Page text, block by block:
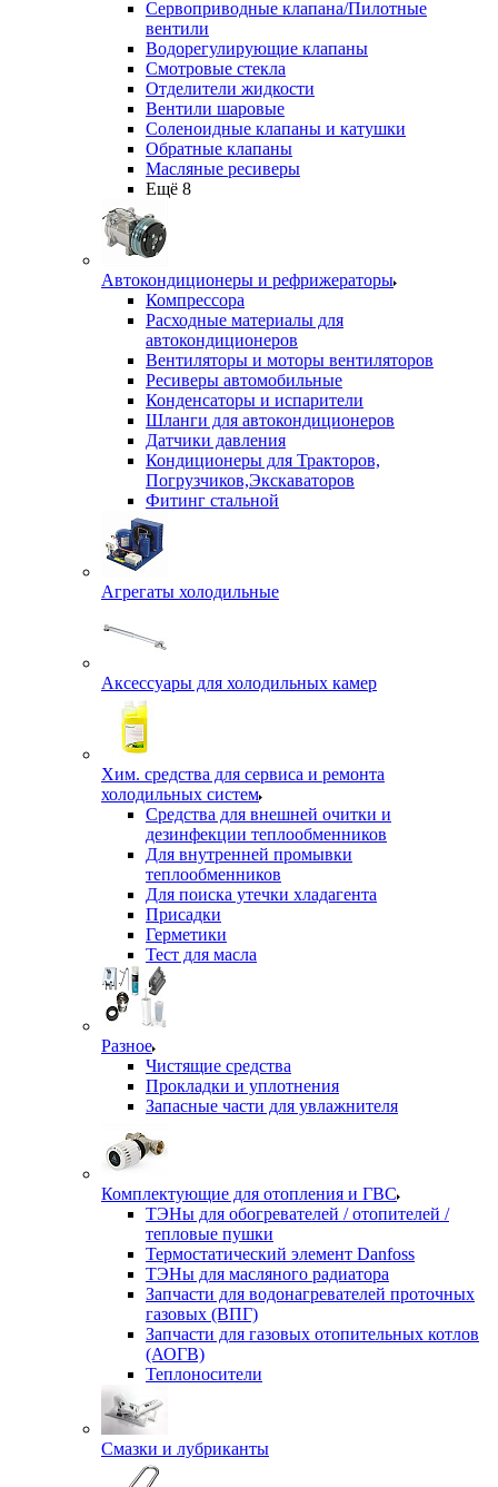
Сервоприводные клапана/Пилотные
вентили
Водорегулирующие клапаны
Смотровые стекла
Отделители жидкости
Вентили шаровые
Соленоидные клапаны и катушки
Обратные клапаны
Масляные ресиверы
Ещё 8
Автокондиционеры и рефрижераторы
Компрессора
Расходные материалы для
автокондиционеров
Вентиляторы и моторы вентиляторов
Ресиверы автомобильные
Конденсаторы и испарители
Шланги для автокондиционеров
Датчики давления
Кондиционеры для Тракторов,
Погрузчиков,Экскаваторов
Фитинг стальной
Агрегаты холодильные
Аксессуары для холодильных камер
Хим. средства для сервиса и ремонта
холодильных систем
Средства для внешней очитки и
дезинфекции теплообменников
Для внутренней промывки
теплообменников
Для поиска утечки хладагента
Присадки
Герметики
Тест для масла
Разное
Чистящие средства
Прокладки и уплотнения
Запасные части для увлажнителя
Комплектующие для отопления и ГВС
ТЭНы для обогревателей / отопителей /
тепловые пушки
Термостатический элемент Danfoss
ТЭНы для масляного радиатора
Запчасти для водонагревателей проточных
газовых (ВПГ)
Запчасти для газовых отопительных котлов
(АОГВ)
Теплоносители
Смазки и лубриканты